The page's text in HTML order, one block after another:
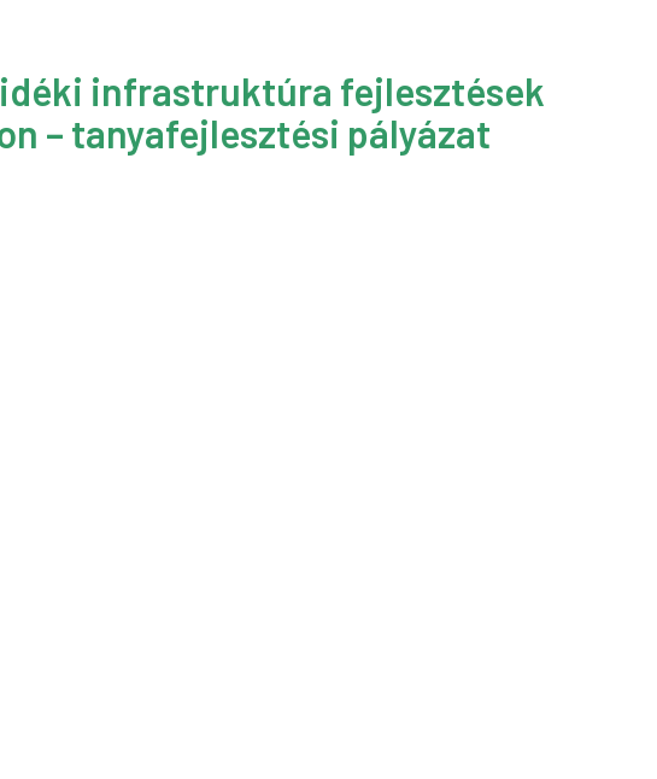
infrastruktúra fejlesztések
– tanyafejlesztési pályázat